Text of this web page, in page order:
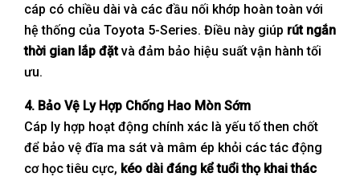
cáp có chiều dài và các đầu nối khớp hoàn toàn với
hệ thống của Toyota 5-Series. Điều này giúp rút ngắn
thời gian lắp đặtvà đảm bảo hiệu suất vận hành tối
ưu.
4. Bảo Vệ Ly Hợp Chống Hao Mòn Sớm
Cáp ly hợp hoạt động chính xác là yếu tố then chốt
để bảo vệ đĩa ma sát và mâm ép khỏi các tác động
cơ học tiêu cực, kéo dài đáng kể tuổi thọ khai thác